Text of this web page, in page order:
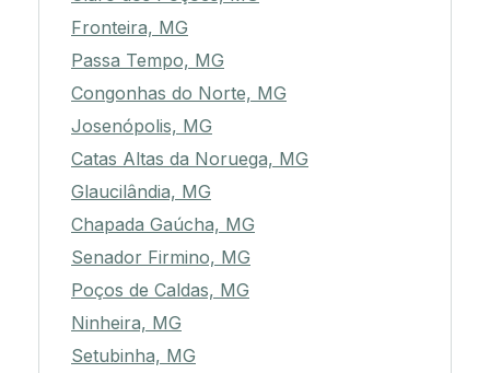
Fronteira, MG
Passa Tempo, MG
Congonhas do Norte, MG
Josenópolis, MG
Catas Altas da Noruega, MG
Glaucilândia, MG
Chapada Gaúcha, MG
Senador Firmino, MG
Poços de Caldas, MG
Ninheira, MG
Setubinha, MG